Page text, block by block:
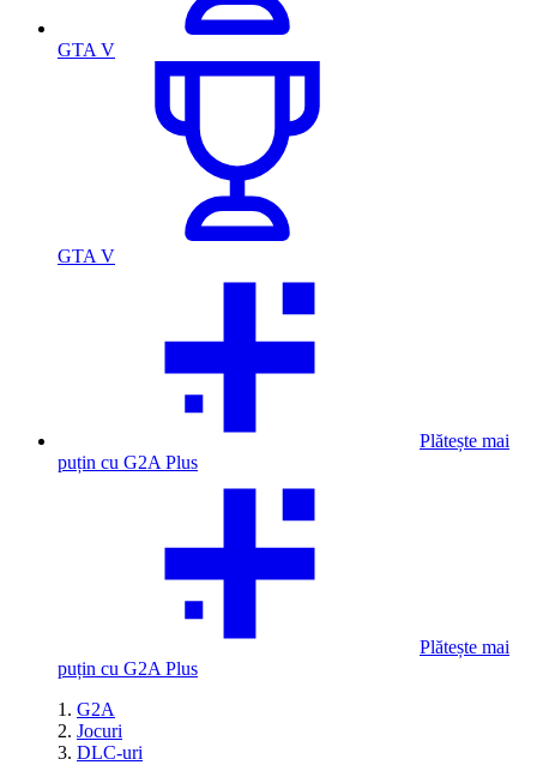
GTA V
GTA V
Plătește mai
puțin cu G2A Plus
Plătește mai
puțin cu G2A Plus
G2A
Jocuri
DLC-uri